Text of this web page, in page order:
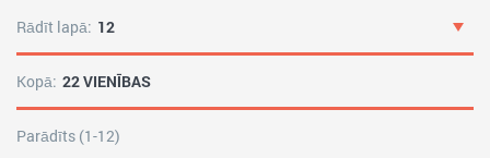
Rādīt lapā: 12
Kopā: 22 VIENĪBAS
Parādīts (1-12)